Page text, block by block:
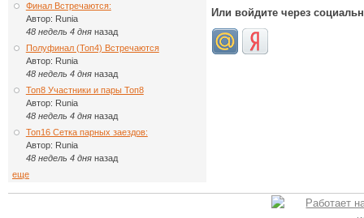
Финал Встречаются:
Автор: Runia
48 недель 4 дняназад
Полуфинал (Топ4) Встречаются
Автор: Runia
48 недель 4 дняназад
Топ8 Участники и пары Топ8
Автор: Runia
48 недель 4 дняназад
Топ16 Сетка парных заездов:
Автор: Runia
48 недель 4 дняназад
еще
Или войдите через